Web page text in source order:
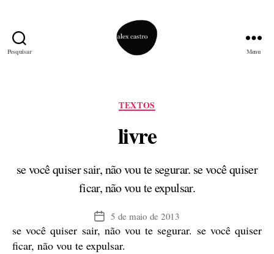
Pesquisar Menu
Categorias
TEXTOS
livre
se você quiser sair, não vou te segurar. se você quiser
ficar, não vou te expulsar.
Data
de
publicação
5 de maio de 2013
se você quiser sair, não vou te segurar. se você quiser
ficar, não vou te expulsar.